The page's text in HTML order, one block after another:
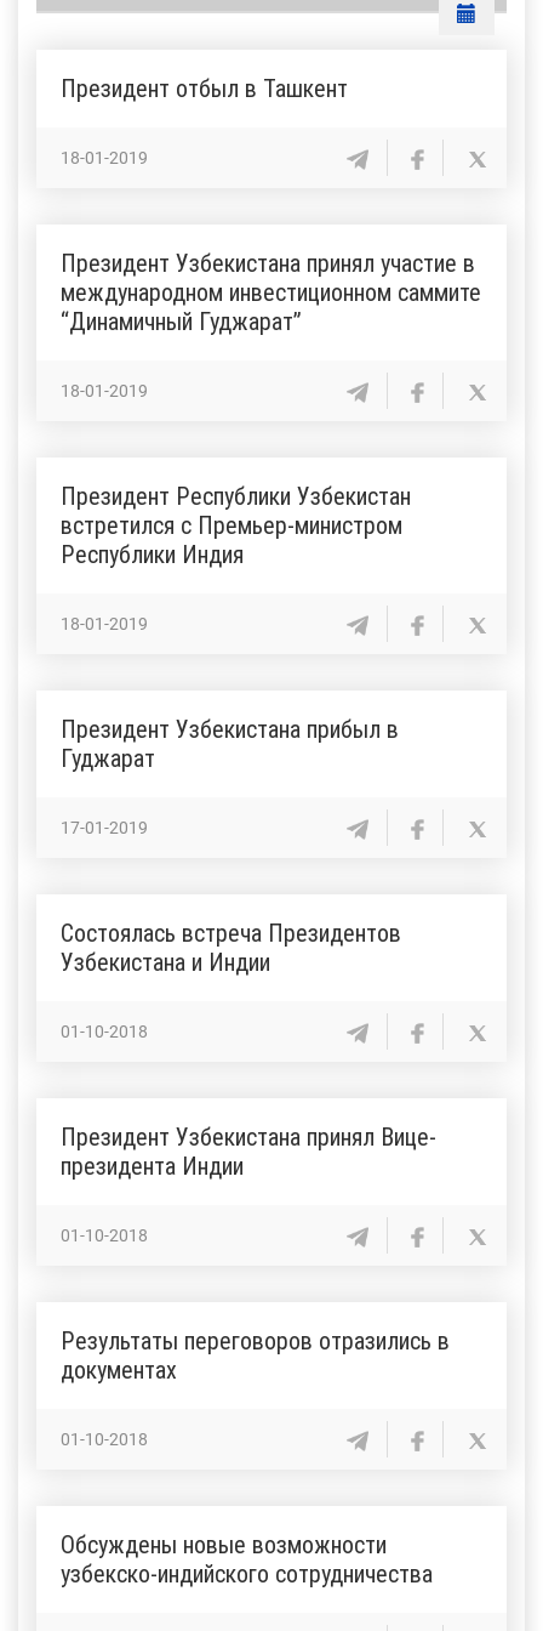
Президент отбыл в Ташкент
18-01-2019
Президент Узбекистана принял участие в
международном инвестиционном саммите
“Динамичный Гуджарат”
18-01-2019
Президент Республики Узбекистан
встретился с Премьер-министром
Республики Индия
18-01-2019
Президент Узбекистана прибыл в
Гуджарат
17-01-2019
Состоялась встреча Президентов
Узбекистана и Индии
01-10-2018
Президент Узбекистана принял Вице-
президента Индии
01-10-2018
Результаты переговоров отразились в
документах
01-10-2018
Обсуждены новые возможности
узбекско-индийского сотрудничества